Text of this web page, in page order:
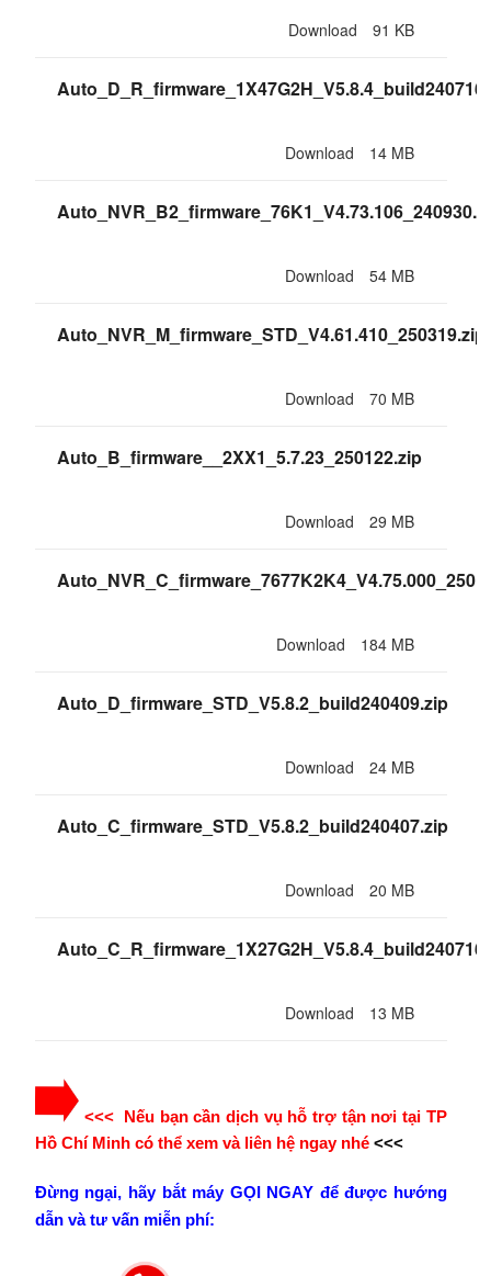
Download 91 KB
Download 14 MB
Download 54 MB
Auto_NVR_M_firmware_STD_V4.61.410_250319.zip
Download 70 MB
Auto_B_firmware__2XX1_5.7.23_250122.zip
Download 29 MB
Download 184 MB
Auto_D_firmware_STD_V5.8.2_build240409.zip
Download 24 MB
Auto_C_firmware_STD_V5.8.2_build240407.zip
Download 20 MB
Download 13 MB
<<< Nếu bạn cần dịch vụ hỗ trợ tận nơi tại TP
Hồ Chí Minh có thể xem và liên hệ ngay nhé<<<
Đừng ngại, hãy bắt máy GỌI NGAY để được hướng
dẫn và tư vấn miễn phí: